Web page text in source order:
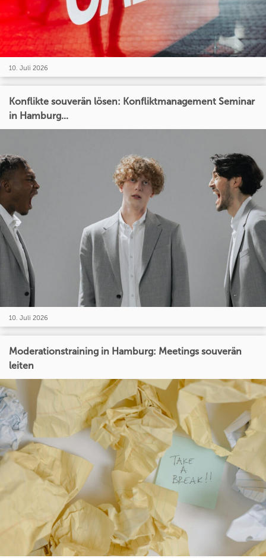
10. Juli 2026
Konflikte souverän lösen: Konfliktmanagement Seminar
in Hamburg...
10. Juli 2026
Moderationstraining in Hamburg: Meetings souverän
leiten